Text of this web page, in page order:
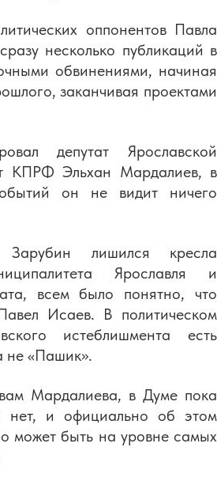
оппонентов Павла
несколько публикаций в
обвинениями, начиная
заканчивая проектами
депутат Ярославской
КПРФ Эльхан Мардалиев, в
он не видит ничего
лишился кресла
Ярославля и
всем было понятно, что
Исаев. В политическом
истеблишмента есть
не «Пашик».
Мардалиева, в Думе пока
нет, и официально об этом
может быть на уровне самых